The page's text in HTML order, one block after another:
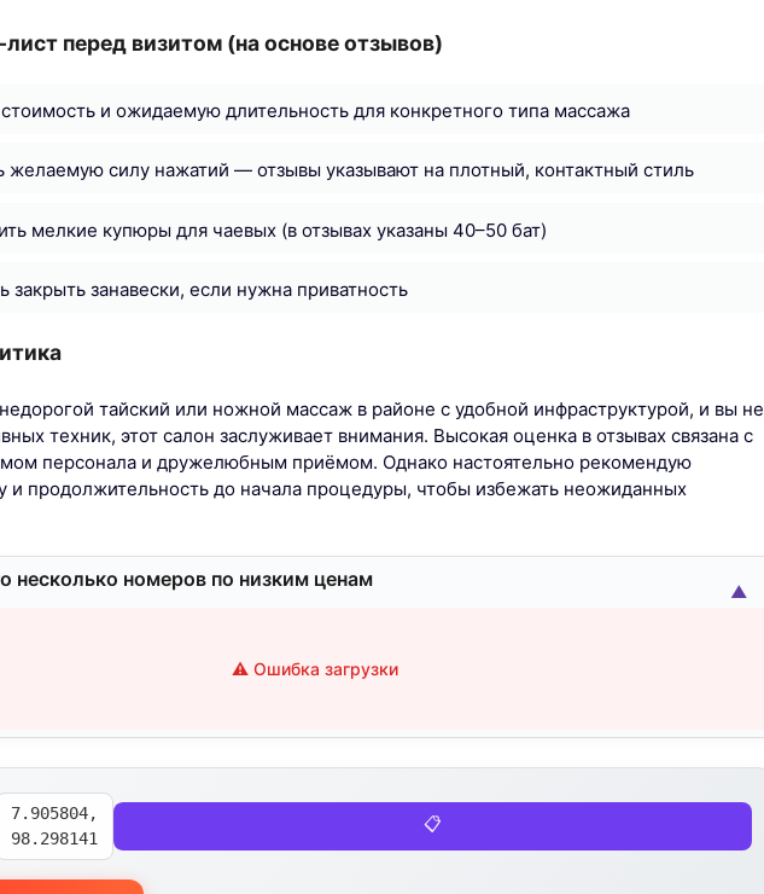
перед визитом (на основе отзывов)
и ожидаемую длительность для конкретного типа массажа
желаемую силу нажатий — отзывы указывают на плотный, контактный стиль
мелкие купюры для чаевых (в отзывах указаны 40–50 бат)
закрыть занавески, если нужна приватность
тайский или ножной массаж в районе с удобной инфраструктурой, и вы не
техник, этот салон заслуживает внимания. Высокая оценка в отзывах связана с
персонала и дружелюбным приёмом. Однако настоятельно рекомендую
и продолжительность до начала процедуры, чтобы избежать неожиданных
несколько номеров по низким ценам
⚠️ Ошибка загрузки
▲
7.905804,
98.298141
📋